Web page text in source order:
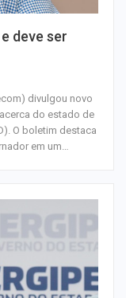
deve ser
divulgou novo
do estado de
O boletim destaca
em um…